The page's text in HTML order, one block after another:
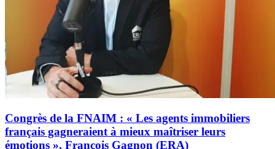
Congrès de la FNAIM : « Les agents immobiliers
français gagneraient à mieux maîtriser leurs
émotions », François Gagnon (ERA)